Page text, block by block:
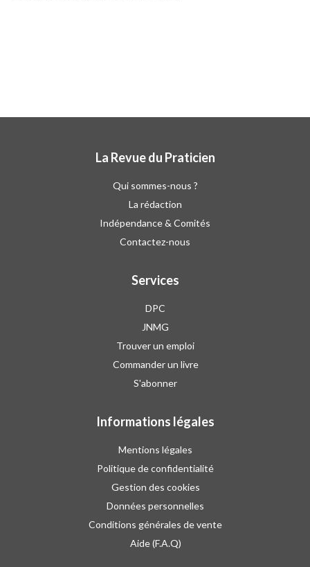
La Revue du Praticien
Qui sommes-nous ?
La rédaction
Indépendance & Comités
Contactez-nous
Services
DPC
JNMG
Trouver un emploi
Commander un livre
S'abonner
Informations légales
Mentions légales
Politique de confidentialité
Gestion des cookies
Données personnelles
Conditions générales de vente
Aide (F.A.Q)